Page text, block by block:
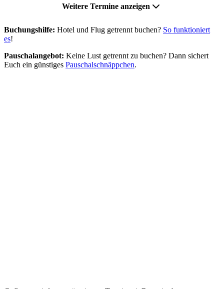
Weitere Termine anzeigen
Buchungshilfe: Hotel und Flug getrennt buchen? So funktioniert
es!
Pauschalangebot: Keine Lust getrennt zu buchen? Dann sichert
Euch ein günstiges Pauschalschnäppchen.